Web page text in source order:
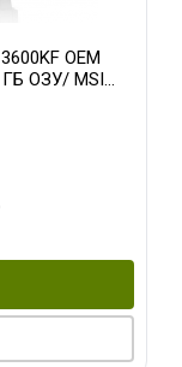
OEM
ГБ ОЗУ/ MSI
3xDP